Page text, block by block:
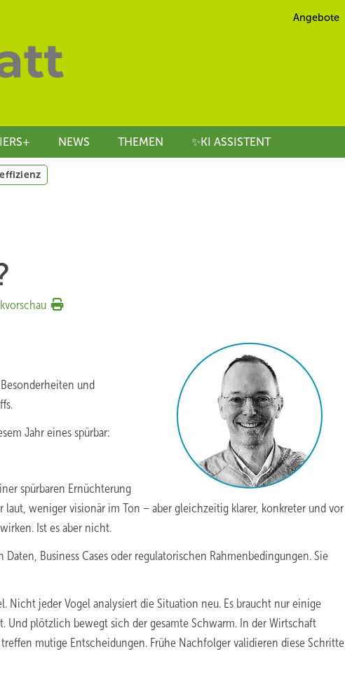
Angebote
NEWS THEMEN ✨KI ASSISTENT
und
Jahr eines spürbar:
spürbaren Ernüchterung
laut, weniger visionär im Ton – aber gleichzeitig klarer, konkreter und vor
Ist es aber nicht.
Business Cases oder regulatorischen Rahmenbedingungen. Sie
Nicht jeder Vogel analysiert die Situation neu. Es braucht nur einige
plötzlich bewegt sich der gesamte Schwarm. In der Wirtschaft
mutige Entscheidungen. Frühe Nachfolger validieren diese Schritte